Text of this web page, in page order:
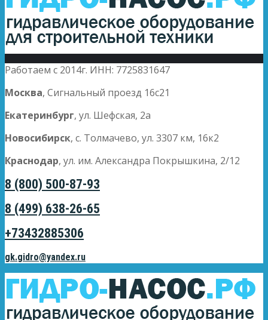
Работаем с 2014г. ИНН: 7725831647
Москва, Сигнальный проезд 16с21
Екатеринбург, ул. Шефская, 2а
Новосибирск, с. Толмачево, ул. 3307 км, 16к2
Краснодар, ул. им. Александра Покрышкина, 2/12
8 (800) 500-87-93
8 (499) 638-26-65
+73432885306
gk.gidro@yandex.ru